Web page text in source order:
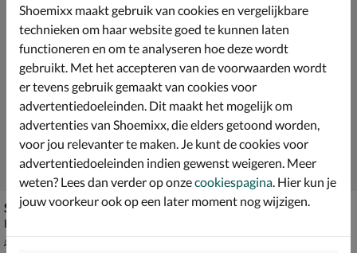
Shoesme
Babyschoenen - wit
van € 69,99 voor € 48,99
69, 48,99
Shoesme
€ 69,99
69,99
Shoemixx maakt gebruik van cookies en vergelijkbare
technieken om haar website goed te kunnen laten
functioneren en om te analyseren hoe deze wordt
gebruikt. Met het accepteren van de voorwaarden wordt
er tevens gebruik gemaakt van cookies voor
advertentiedoeleinden. Dit maakt het mogelijk om
advertenties van Shoemixx, die elders getoond worden,
voor jou relevanter te maken. Je kunt de cookies voor
advertentiedoeleinden indien gewenst weigeren. Meer
weten? Lees dan verder op onzecookiespagina . Hier kun je
jouw voorkeur ook op een later moment nog wijzigen.